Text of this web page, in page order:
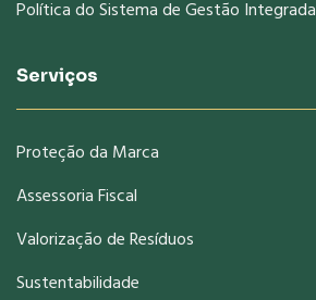
Política do Sistema de Gestão Integrada
Serviços
Proteção da Marca
Assessoria Fiscal
Valorização de Resíduos
Sustentabilidade